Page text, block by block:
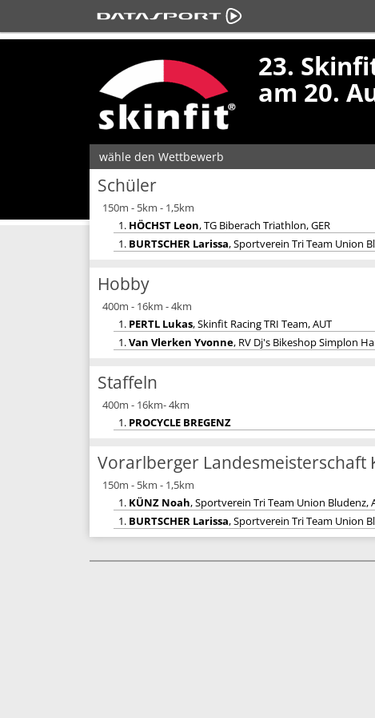
23.
am 20.
wähle den Wettbewerb
Schüler
150m - 5km - 1,5km
1. HÖCHST Leon, TG Biberach Triathlon, GER
1. BURTSCHER Larissa, Sportverein Tri Team Union
Hobby
400m - 16km - 4km
1. PERTL Lukas, Skinfit Racing TRI Team, AUT
1.Van Vlerken Yvonne, RV Dj's Bikeshop Simplon
Staffeln
400m - 16km- 4km
1. PROCYCLE BREGENZ
Vorarlberger Landesmeisterschaft
150m - 5km - 1,5km
1. KÜNZ Noah, Sportverein Tri Team Union Bludenz,
1. BURTSCHER Larissa, Sportverein Tri Team Union